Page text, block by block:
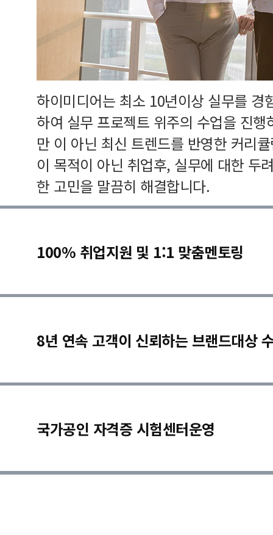
하이미디어는 최소 10년이상 실무를 경
하여 실무 프로젝트 위주의 수업을 진
만 이 아닌 최신 트렌드를 반영한 커리
이 목적이 아닌 취업후, 실무에 대한 두
한 고민을 말끔히 해결합니다.
100% 취업지원 및 1:1 맞춤멘토링
8년 연속 고객이 신뢰하는 브랜드대상
국가공인 자격증 시험센터운영